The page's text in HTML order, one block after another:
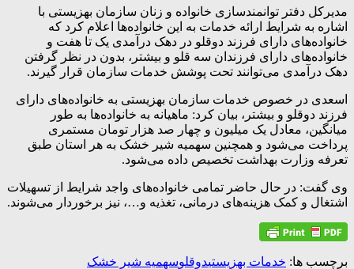
مدیرکل دفتر توانمندسازی خانواده و زنان سازمان بهزیستی با
اشاره به شرایط ارائه خدمات به این خانواده‌ها اعلام کرد که
خانواده‌های دارای فرزند دوقلو در دهک درآمدی یک تا هفت و
خانواده‌های دارای فرزندان سه قلو و بیشتر، بدون در نظر گرفتن
دهک درآمدی می‌توانند تحت پوشش خدمات سازمان قرار گیرند.
اسعدی در خصوص خدمات سازمان بهزیستی به خانواده‌های دارای
فرزند دوقلو و بیشتر، بیان کرد: ماهیانه به خانواده‌ها به طور
میانگین، معادل یک میلیون و چهار صد هزار تومان مستمری
پرداخت می‌شود و همچنین سهمیه شیر خشک به هر استان طبق
تعرفه وزارت بهداشت تخصیص داده می‌شود.
وی گفت: در حال حاضر تمامی خانواده‌های واجد شرایط از تسهیلات
اشتغال و کمک هزینه‌های درمانی، تغذیه و…، نیز برخوردار می‌شوند.
برچسب ها: خدمات بهزیستیدوقلوسهمیه شیر خشک